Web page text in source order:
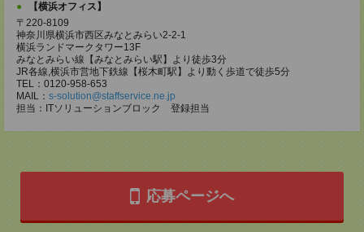
【横浜オフィス】
〒220-8109
神奈川県横浜市西区みなとみらい2-2-1
横浜ランドマークタワー13F
みなとみらい線【みなとみらい駅】より徒歩3分
JR各線,横浜市営地下鉄線【桜木町駅】より動く歩道で徒歩5分
TEL：0120-958-653
MAIL： s-solution@staffservice.ne.jp
担当：ITソリューションブロック 登録担当
応募ページへ